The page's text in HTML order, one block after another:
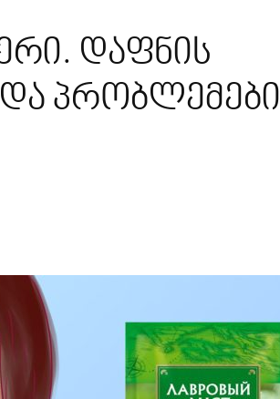
დაფნის
პრობლემები